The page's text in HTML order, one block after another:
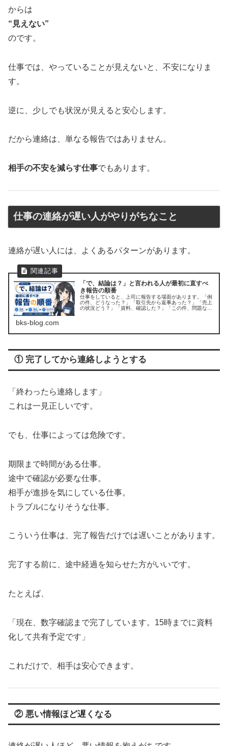
からは
“見えない”
のです。
仕事では、やっていることが見えないと、不安になりま
す。
逆に、少しでも状況が見えると安心します。
だから連絡は、単なる報告ではありません。
相手の不安を減らす仕事でもあります。
仕事の連絡が遅い人がやりがちなこと
連絡が遅い人には、よくあるパターンがあります。
「で、結論は？」と言われる人が最初に直すべ
き報告の順番
仕事をしていると、上司に報告する場面があります。「例
の件、どうなった？」「取引先から返事あった？」「売上
の状況どう？」「資料、確認した？」「この件、問題なさ
bks-blog.com
① 完了してから連絡しようとする
「終わったら連絡します」
これは一見正しいです。
でも、仕事によっては危険です。
期限まで時間がある仕事。
途中で確認が必要な仕事。
相手が進捗を気にしている仕事。
トラブルになりそうな仕事。
こういう仕事は、完了報告だけでは遅いことがあります。
完了する前に、途中経過を知らせた方がいいです。
たとえば、
「現在、数字確認まで完了しています。15時までに資料
化して共有予定です」
これだけで、相手は安心できます。
② 悪い情報ほど遅くなる